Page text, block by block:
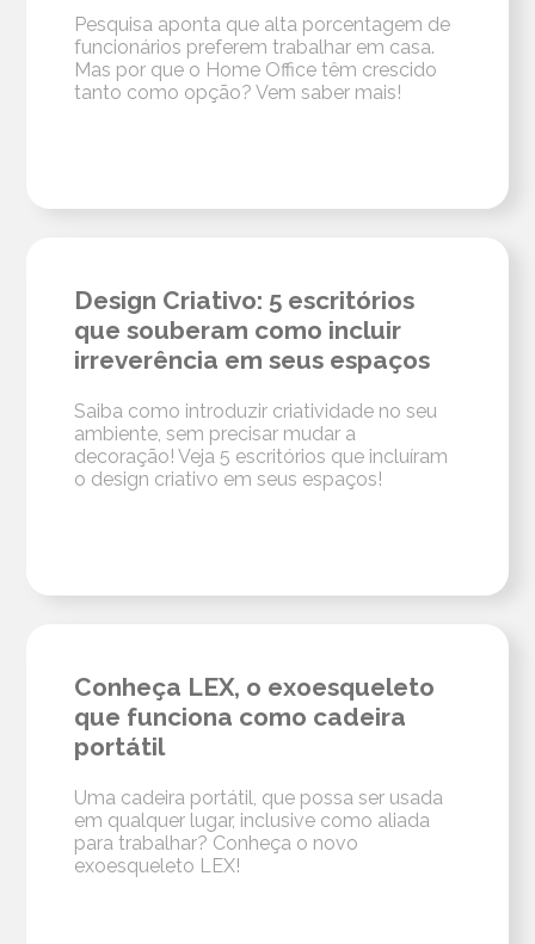
Pesquisa aponta que alta porcentagem de
funcionários preferem trabalhar em casa.
Mas por que o Home Office têm crescido
tanto como opção? Vem saber mais!
Design Criativo: 5 escritórios
que souberam como incluir
irreverência em seus espaços
Saiba como introduzir criatividade no seu
ambiente, sem precisar mudar a
decoração! Veja 5 escritórios que incluíram
o design criativo em seus espaços!
Conheça LEX, o exoesqueleto
que funciona como cadeira
portátil
Uma cadeira portátil, que possa ser usada
em qualquer lugar, inclusive como aliada
para trabalhar? Conheça o novo
exoesqueleto LEX!